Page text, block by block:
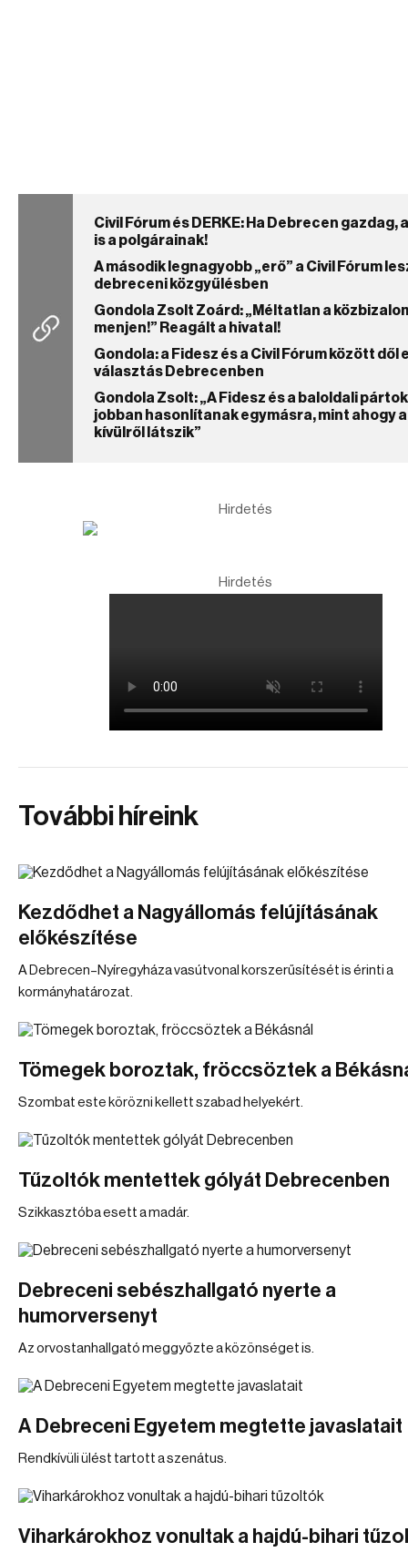
Civil Fórum és DERKE: Ha Debrecen gazdag,
is a polgárainak!
A második legnagyobb „erő” a Civil Fórum
debreceni közgyűlésben
Gondola Zsolt Zoárd: „Méltatlan a
menjen!” Reagált a hivatal!
Gondola: a Fidesz és a Civil Fórum között dől
választás Debrecenben
Gondola Zsolt: „A Fidesz és a baloldali pártok
jobban hasonlítanak egymásra, mint ahogy
kívülről látszik”
Hirdetés
Hirdetés
További híreink
Kezdődhet a Nagyállomás felújításának
előkészítése
A Debrecen–Nyíregyháza vasútvonal korszerűsítését is érinti a
kormányhatározat.
Tömegek boroztak, fröccsöztek a
Szombat este körözni kellett szabad helyekért.
Tűzoltók mentettek gólyát Debrecenben
Szikkasztóba esett a madár.
Debreceni sebészhallgató nyerte a
humorversenyt
Az orvostanhallgató meggyőzte a közönséget is.
A Debreceni Egyetem megtette javaslatait
Rendkívüli ülést tartott a szenátus.
Viharkárokhoz vonultak a hajdú-bihari